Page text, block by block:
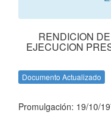
RENDICION
EJECUCION
Documento Actualizado
Promulgación: 19/10/